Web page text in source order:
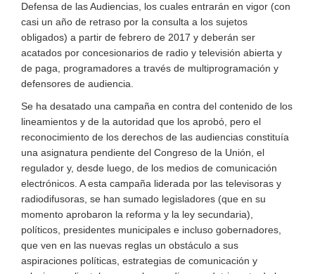
Defensa de las Audiencias, los cuales entrarán en vigor (con
casi un año de retraso por la consulta a los sujetos
obligados) a partir de febrero de 2017 y deberán ser
acatados por concesionarios de radio y televisión abierta y
de paga, programadores a través de multiprogramación y
defensores de audiencia.
Se ha desatado una campaña en contra del contenido de los
lineamientos y de la autoridad que los aprobó, pero el
reconocimiento de los derechos de las audiencias constituía
una asignatura pendiente del Congreso de la Unión, el
regulador y, desde luego, de los medios de comunicación
electrónicos. A esta campaña liderada por las televisoras y
radiodifusoras, se han sumado legisladores (que en su
momento aprobaron la reforma y la ley secundaria),
políticos, presidentes municipales e incluso gobernadores,
que ven en las nuevas reglas un obstáculo a sus
aspiraciones políticas, estrategias de comunicación y